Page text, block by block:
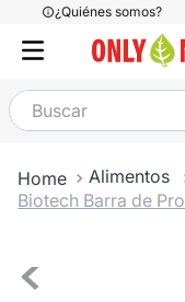
¿Quiénes somos?
Buscar
Alimentos
Biotech Barra de